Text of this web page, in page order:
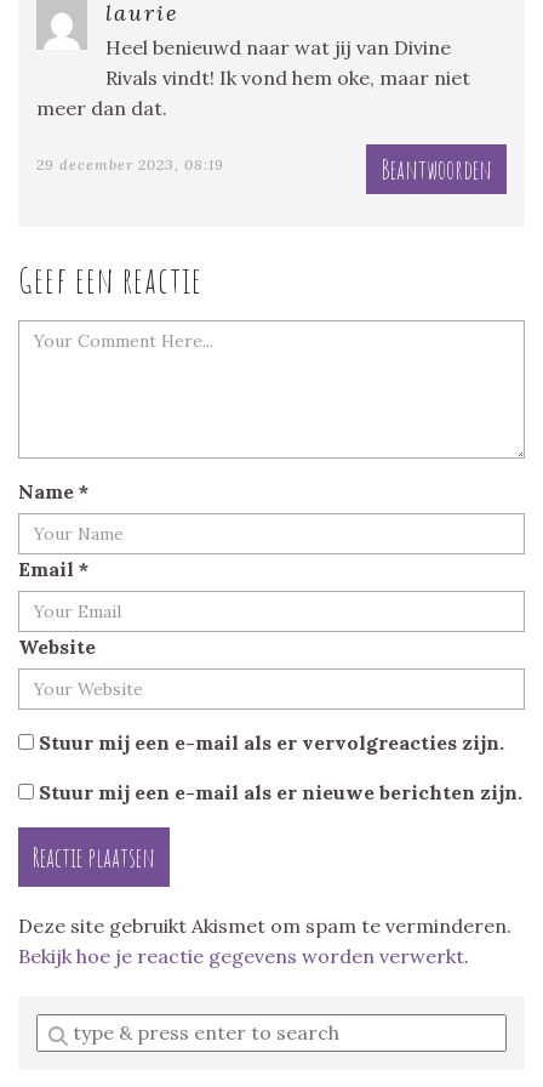
laurie
Heel benieuwd naar wat jij van Divine
Rivals vindt! Ik vond hem oke, maar niet
meer dan dat.
29 december 2023, 08:19 Beantwoorden
Geef een reactie
Name *
Email *
Website
Stuur mij een e-mail als er vervolgreacties zijn.
Stuur mij een e-mail als er nieuwe berichten zijn.
Deze site gebruikt Akismet om spam te verminderen.
Bekijk hoe je reactie gegevens worden verwerkt.
Enter
a